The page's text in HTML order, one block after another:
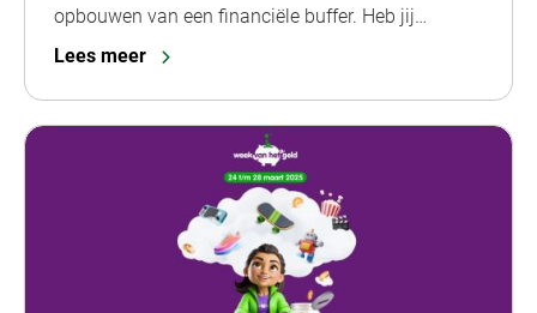
opbouwen van een financiële buffer. Heb jij…
Lees meer